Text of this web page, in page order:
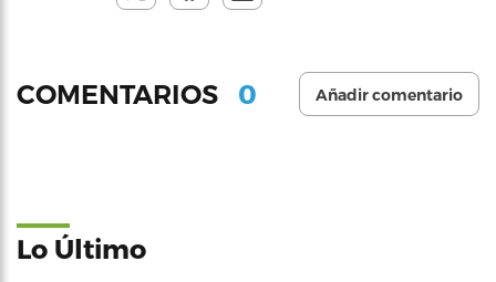
COMENTARIOS 0 Añadir comentario
Lo Último